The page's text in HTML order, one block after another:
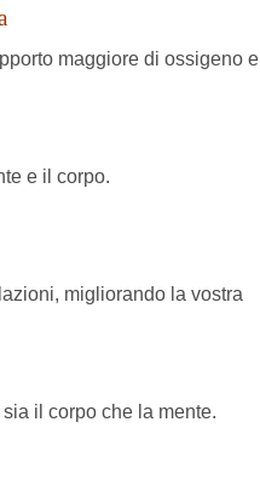
maggiore di ossigeno e
e il corpo.
migliorando la vostra
il corpo che la mente.